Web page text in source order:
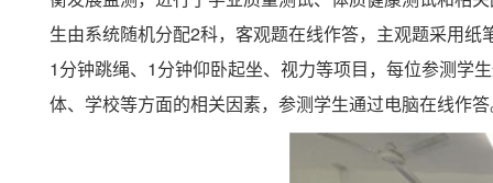
生由系统随机分配2科，客观题在线作答，主观题采用
1分钟跳绳、1分钟仰卧起坐、视力等项目，每位参测学
体、学校等方面的相关因素，参测学生通过电脑在线作